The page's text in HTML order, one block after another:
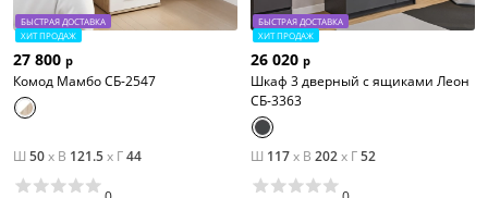
БЫСТРАЯ ДОСТАВКА
ХИТ ПРОДАЖ
27 800 р
Комод Мамбо СБ-2547
Ш 50x В 121.5x Г44
БЫСТРАЯ ДОСТАВКА
ХИТ ПРОДАЖ
26 020 р
Шкаф 3 дверный с ящиками Леон
СБ-3363
Ш 117x В 202x Г52